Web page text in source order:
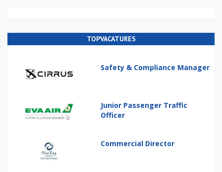
TOPVACATURES
Safety & Compliance Manager
Junior Passenger Traffic
Officer
Commercial Director